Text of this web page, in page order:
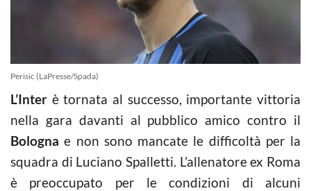
Perisic (LaPresse/Spada)
L’Inter è tornata al successo, importante vittoria
nella gara davanti al pubblico amico contro il
Bologna e non sono mancate le difficoltà per la
squadra di Luciano Spalletti. L’allenatore ex Roma
è preoccupato per le condizioni di alcuni